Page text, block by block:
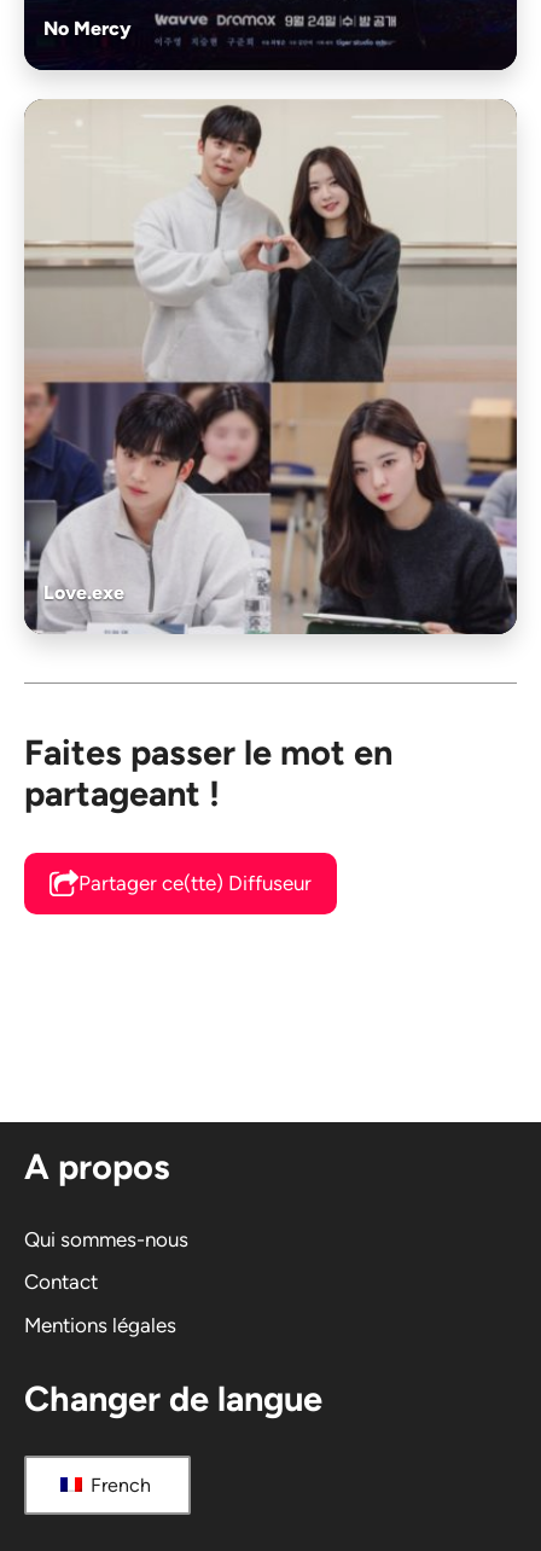
No Mercy
Love.exe
Faites passer le mot en
partageant !
Partager ce(tte) Diffuseur
A propos
Qui sommes-nous
Contact
Mentions légales
Changer de langue
French